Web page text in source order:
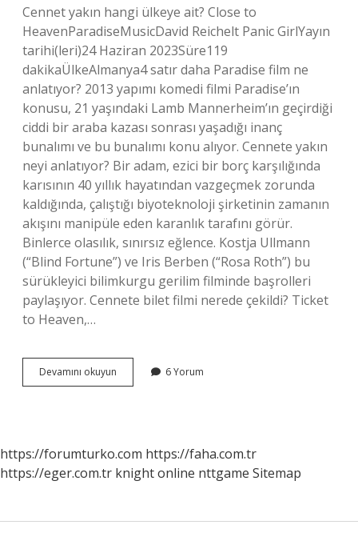
Cennet yakın hangi ülkeye ait? Close to
HeavenParadiseMusicDavid Reichelt Panic GirlYayın
tarihi(leri)24 Haziran 2023Süre119
dakikaÜlkeAlmanya4 satır daha Paradise film ne
anlatıyor? 2013 yapımı komedi filmi Paradise’ın
konusu, 21 yaşındaki Lamb Mannerheim’ın geçirdiği
ciddi bir araba kazası sonrası yaşadığı inanç
bunalımı ve bu bunalımı konu alıyor. Cennete yakın
neyi anlatıyor? Bir adam, ezici bir borç karşılığında
karısının 40 yıllık hayatından vazgeçmek zorunda
kaldığında, çalıştığı biyoteknoloji şirketinin zamanın
akışını manipüle eden karanlık tarafını görür.
Binlerce olasılık, sınırsız eğlence. Kostja Ullmann
(“Blind Fortune”) ve Iris Berben (“Rosa Roth”) bu
sürükleyici bilimkurgu gerilim filminde başrolleri
paylaşıyor. Cennete bilet filmi nerede çekildi? Ticket
to Heaven,…
Devamını okuyun Paradise
Filmi
6 Yorum
https://forumturko.com https://faha.com.tr
https://eger.com.tr knight online nttgame Sitemap